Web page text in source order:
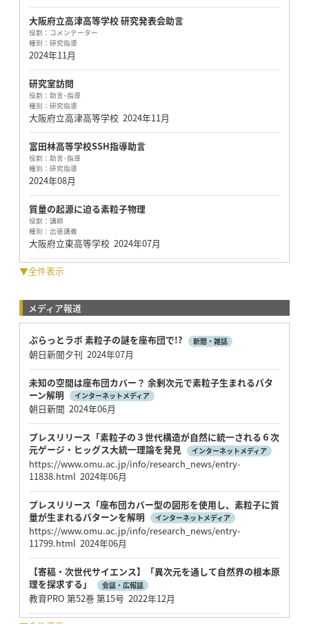
大阪府立高津高等学校 研究発表会助言
役割： コメンテーター
種別： 研究指導
2024年11月
研究室訪問
役割： 助言･指導
種別： 研究指導
大阪府立高津高等学校 2024年11月
富田林高等学校SSH指導助言
役割： 助言･指導
種別： 研究指導
2024年08月
質量の起源に迫る素粒子物理
役割： 講師
種別： 出張講義
大阪府立東高等学校 2024年07月
▼全件表示
メディア報道
ぷらっとラボ 素粒子の謎を座布団で!? 新聞・雑誌
朝日新聞夕刊 2024年07月
未知の空間は座布団カバー？ 余剰次元で素粒子生まれるパタ
ーン解明
インターネットメディア
朝日新聞 2024年06月
プレスリリース「素粒子の３世代構造が自然に統一される６次
元ゲージ・ヒッグス大統一理論を発見
インターネットメディア
https://www.omu.ac.jp/info/research_news/entry-
11838.html 2024年06月
プレスリリース「座布団カバー型の図形を使用し、素粒子に質
量が生まれるパターンを解明
インターネットメディア
https://www.omu.ac.jp/info/research_news/entry-
11799.html 2024年06月
【寄稿・次世代サイエンス】「異次元を通して自然界の根本原
理を探求する」
会誌・広報誌
教育PRO 第52巻 第15号 2022年12月